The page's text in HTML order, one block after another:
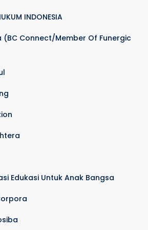
INDONESIA
(BC Connect/Member Of Funergic
Edukasi Untuk Anak Bangsa